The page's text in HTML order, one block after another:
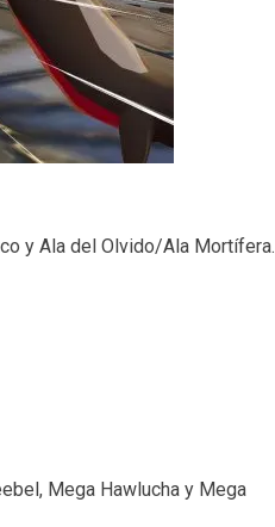
y Ala del Olvido/Ala Mortífera.
Mega Hawlucha y Mega